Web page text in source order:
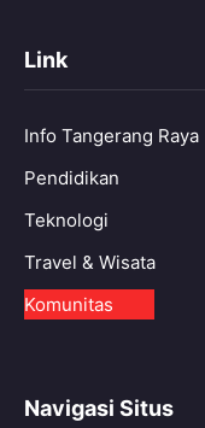
Link
Info Tangerang Raya
Pendidikan
Teknologi
Travel & Wisata
Komunitas
Navigasi Situs